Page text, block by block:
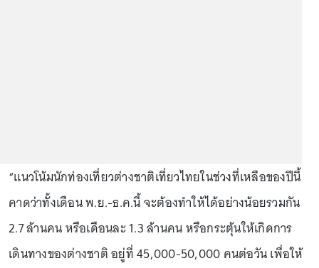
“แนวโน้มนักท่องเที่ยวต่างชาติเที่ยวไทยในช่วงที่เหลือของปีนี้
คาดว่าทั้งเดือน พ.ย.-ธ.ค.นี้ จะต้องทำให้ได้อย่างน้อยรวมกัน
2.7 ล้านคน หรือเดือนละ 1.3 ล้านคน หรือกระตุ้นให้เกิดการ
เดินทางของต่างชาติ อยู่ที่ 45,000-50,000 คนต่อวัน เพื่อให้